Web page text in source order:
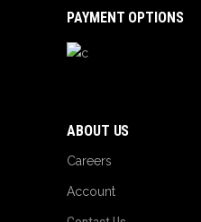
PAYMENT OPTIONS
ABOUT US
Careers
Account